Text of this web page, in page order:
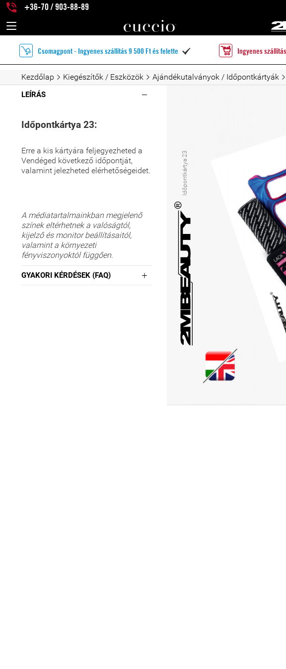
+36-70 / 903-88-89
Csomagpont - Ingyenes szállítás 9 500 Ft és felette  Ingyenes
Kezdőlap Kiegészítők / Eszközök Ajándékutalványok / Időpontkártyák
LEÍRÁS
Időpontkártya 23:
Erre a kis kártyára feljegyezheted a
Vendéged következő időpontját,
valamint jelezheted elérhetőségeidet.
A médiatartalmainkban megjelenő
színek eltérhetnek a valóságtól,
kijelző és monitor beállításaitól,
valamint a környezeti
fényviszonyoktól függően.
GYAKORI KÉRDÉSEK (FAQ)
Időpontkártya 23